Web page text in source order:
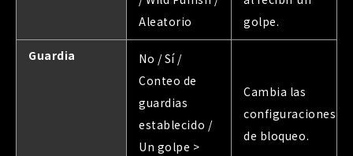
Aleatorio
golpe.
Guardia
No / Sí /
Conteo de
guardias
establecido /
Un golpe >
Cambia las
configuraciones
de bloqueo.